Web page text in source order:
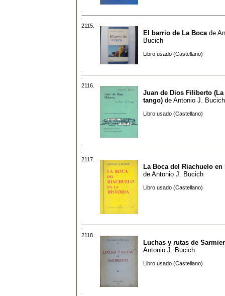
2115.
El barrio de La Boca de
Bucich
Libro usado (Castellano)
2116.
Juan de Dios Filiberto
tango) de Antonio J. Bucich
Libro usado (Castellano)
2117.
La Boca del Riachuelo
de Antonio J. Bucich
Libro usado (Castellano)
2118.
Luchas y rutas de
Antonio J. Bucich
Libro usado (Castellano)